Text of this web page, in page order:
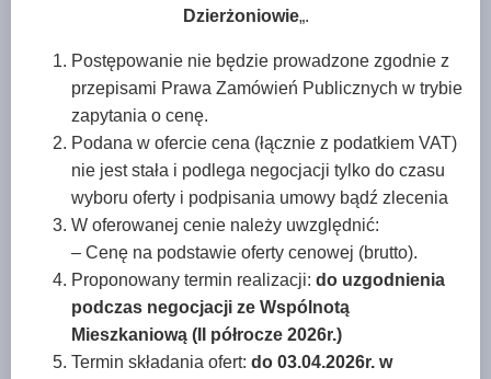
Dzierżoniowie„.
Postępowanie nie będzie prowadzone zgodnie z
przepisami Prawa Zamówień Publicznych w trybie
zapytania o cenę.
Podana w ofercie cena (łącznie z podatkiem VAT)
nie jest stała i podlega negocjacji tylko do czasu
wyboru oferty i podpisania umowy bądź zlecenia
W oferowanej cenie należy uwzględnić:
– Cenę na podstawie oferty cenowej (brutto).
Proponowany termin realizacji: do uzgodnienia
podczas negocjacji ze Wspólnotą
Mieszkaniową (II półrocze 2026r.)
Termin składania ofert: do 03.04.2026r. w